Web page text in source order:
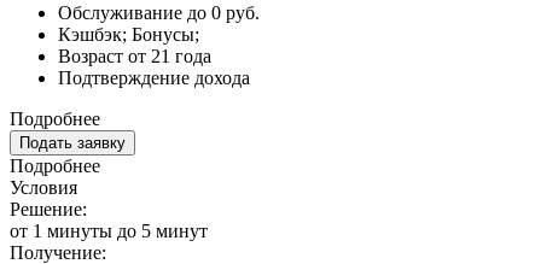
Обслуживание до 0 руб.
Кэшбэк; Бонусы;
Возраст от 21 года
Подтверждение дохода
Подробнее
Подать заявку
Подробнее
Условия
Решение:
от 1 минуты до 5 минут
Получение: